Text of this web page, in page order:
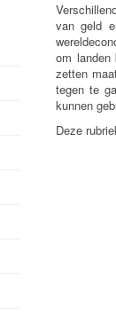
van geld
om landen
zetten
tegen te
kunnen
Deze